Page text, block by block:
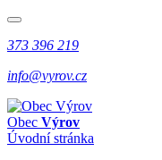
373 396 219
info@vyrov.cz
Obec Výrov
Úvodní stránka